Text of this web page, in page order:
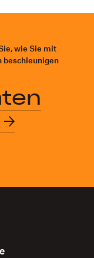
wie Sie mit
beschleunigen